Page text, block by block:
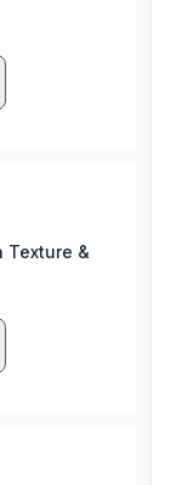
Texture &